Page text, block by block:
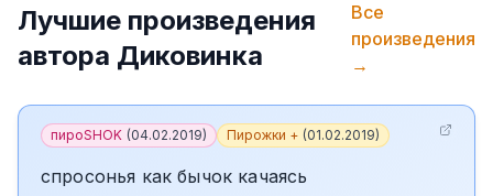
Лучшие произведения
автора Диковинка
Все
произведения
→
пироSHOK (04.02.2019) Пирожки + (01.02.2019)
спросонья как бычок качаясь